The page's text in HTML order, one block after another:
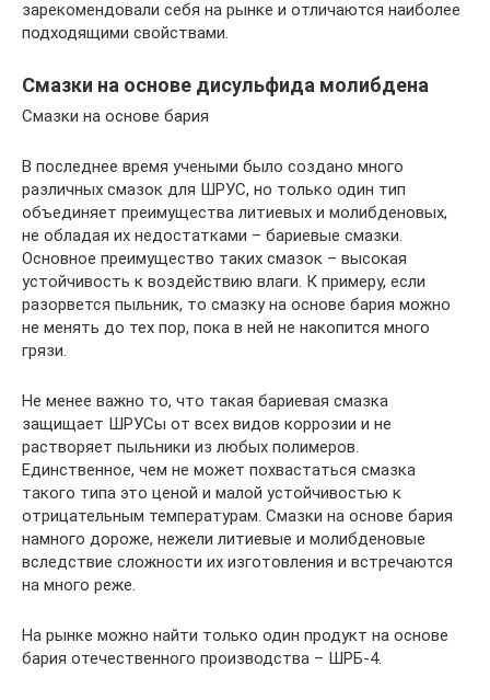
зарекомендовали себя на рынке и отличаются наиболее
подходящими свойствами.
Смазки на основе дисульфида молибдена
Смазки на основе бария
В последнее время учеными было создано много
различных смазок для ШРУС, но только один тип
объединяет преимущества литиевых и молибденовых,
не обладая их недостатками – бариевые смазки.
Основное преимущество таких смазок – высокая
устойчивость к воздействию влаги. К примеру, если
разорвется пыльник, то смазку на основе бария можно
не менять до тех пор, пока в ней не накопится много
грязи.
Не менее важно то, что такая бариевая смазка
защищает ШРУСы от всех видов коррозии и не
растворяет пыльники из любых полимеров.
Единственное, чем не может похвастаться смазка
такого типа это ценой и малой устойчивостью к
отрицательным температурам. Смазки на основе бария
намного дороже, нежели литиевые и молибденовые
вследствие сложности их изготовления и встречаются
на много реже.
На рынке можно найти только один продукт на основе
бария отечественного производства – ШРБ-4.